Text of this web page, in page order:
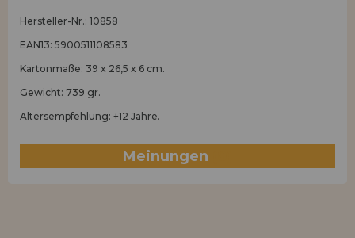
Hersteller-Nr.: 10858
EAN13: 5900511108583
Kartonmaße: 39 x 26,5 x 6 cm.
Gewicht: 739 gr.
Altersempfehlung: +12 Jahre.
Meinungen